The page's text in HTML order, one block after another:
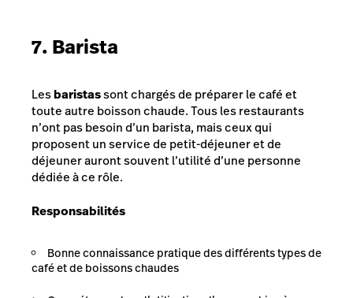
7. Barista
Lesbaristassont chargés de préparer le café et
toute autre boisson chaude. Tous les restaurants
n’ont pas besoin d’un barista, mais ceux qui
proposent un service de petit-déjeuner et de
déjeuner auront souvent l’utilité d’une personne
dédiée à ce rôle.
Responsabilités
Bonne connaissance pratique des différents types de
café et de boissons chaudes